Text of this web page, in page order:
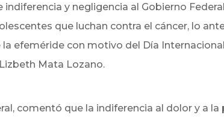
indiferencia y negligencia al Gobierno
que luchan contra el cáncer, lo
efeméride con motivo del Día
Mata Lozano.
comentó que la indiferencia al dolor y a